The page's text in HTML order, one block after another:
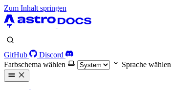
Zum Inhalt springen
GitHub
Discord
Farbschema wählen
Sprache wählen